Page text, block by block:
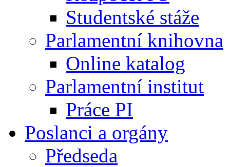
Studentské stáže
Parlamentní knihovna
Online katalog
Parlamentní institut
Práce PI
Poslanci a orgány
Předseda